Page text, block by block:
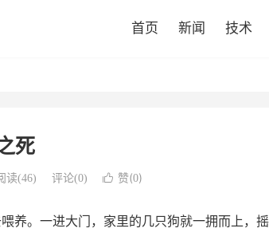
首页 新闻 技术
死
读(46) 评论(0)  赞(0)
养。一进大门，家里的几只狗就一拥而上，